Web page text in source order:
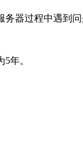
器过程中遇到
年。